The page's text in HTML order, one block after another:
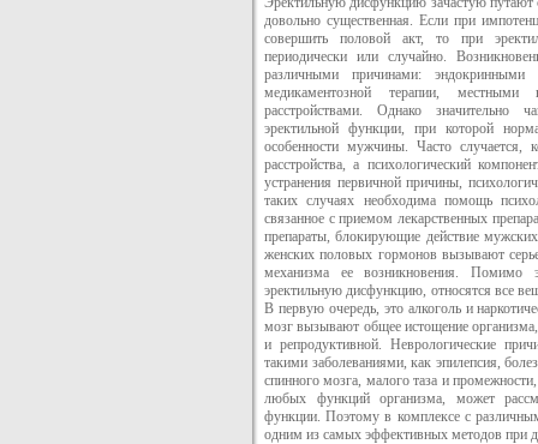
довольно существенная. Если при
совершить половой акт, то при
периодически или случайно.
различными причинами: эндокринными
медикаментозной терапии, местными
расстройствами. Однако значительно
эректильной функции, при которой
особенности мужчины. Часто случается,
расстройства, а психологический
устранения первичной причины,
таких случаях необходима помощь
связанное с приемом лекарственных
препараты, блокирующие действие
женских половых гормонов вызывают
механизма ее возникновения. Помимо
эректильную дисфункцию, относятся все
В первую очередь, это алкоголь и
мозг вызывают общее истощение
и репродуктивной. Неврологические
такими заболеваниями, как эпилепсия,
спинного мозга, малого таза и
любых функций организма, может
функции. Поэтому в комплексе с
одним из самых эффективных методов при